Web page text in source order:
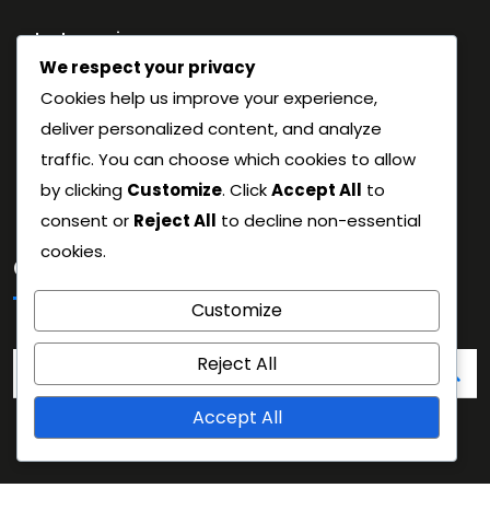
La tua privacy
Accordo con l’utente
Contattaci
Cookie e tracciamento
Chi siamo
Cerca
for:
We respect your privacy
Cookies help us improve your experience,
deliver personalized content, and analyze
traffic. You can choose which cookies to allow
by clicking Customize. ClickAccept All to
consent or Reject All to decline non-essential
cookies.
Customize
Reject All
Accept All